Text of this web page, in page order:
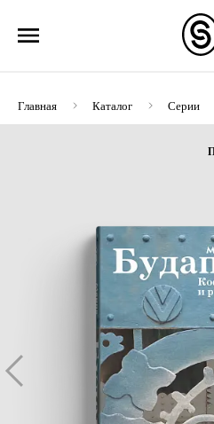
Главная Каталог Серии
Будапешт. Кофе, модерн и римские